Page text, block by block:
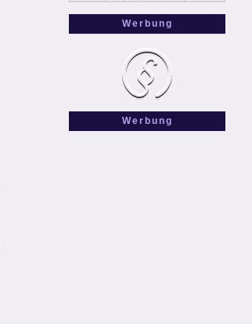
Werbung
Werbung